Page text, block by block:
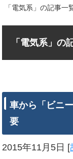
「電気系」の記事一
「電気系」の
車から「ビニ
要
2015年11月5日 [